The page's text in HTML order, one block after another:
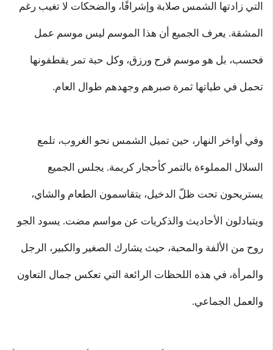
التي زادتها الشمس صلابة وإشراقًا، والضحكات لا تغيب رغم
المشقة. يعرف الجميع أن هذا الموسم ليس موسم عمل
فحسب، بل هو موسم فرح ورزق، وكل حبة تمر يقطفونها
تحمل في طياتها ثمرة صبرهم وجهدهم طوال العام.
وفي أواخر النهار، حين تميل الشمس نحو الغروب، تلمع
السلال المملوءة بالتمر كأحجار كريمة. يجلس الجميع
يستريحون تحت ظلّ الدخيل، يتقاسمون الطعام والشاي،
ويتبادلون الأحاديث والذكريات عن مواسم مضت. يسود الجو
روح من الألفة والمحبة، حيث يشارك الصغير والكبير، الرجل
والمرأة، في هذه اللحظات الرائعة التي تعكس جمال التعاون
والعمل الجماعي.